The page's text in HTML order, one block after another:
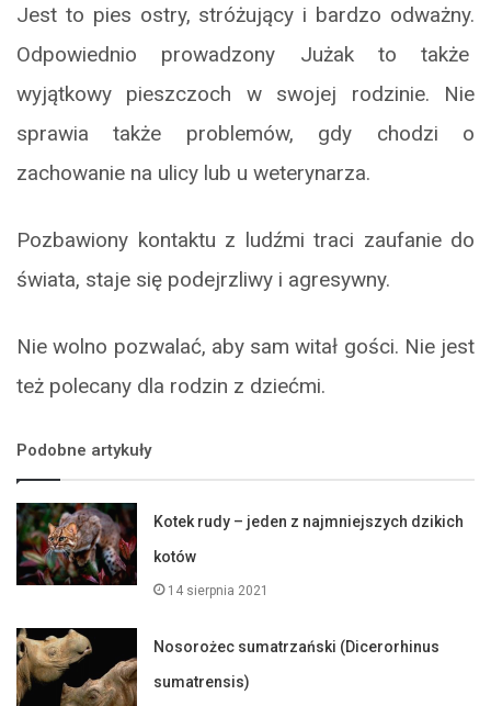
Jest to pies ostry, stróżujący i bardzo odważny.
Odpowiednio prowadzony Jużak to także
wyjątkowy pieszczoch w swojej rodzinie. Nie
sprawia także problemów, gdy chodzi o
zachowanie na ulicy lub u weterynarza.
Pozbawiony kontaktu z ludźmi traci zaufanie do
świata, staje się podejrzliwy i agresywny.
Nie wolno pozwalać, aby sam witał gości. Nie jest
też polecany dla rodzin z dziećmi.
Podobne artykuły
Kotek rudy – jeden z najmniejszych dzikich
kotów
14 sierpnia 2021
Nosorożec sumatrzański (Dicerorhinus
sumatrensis)